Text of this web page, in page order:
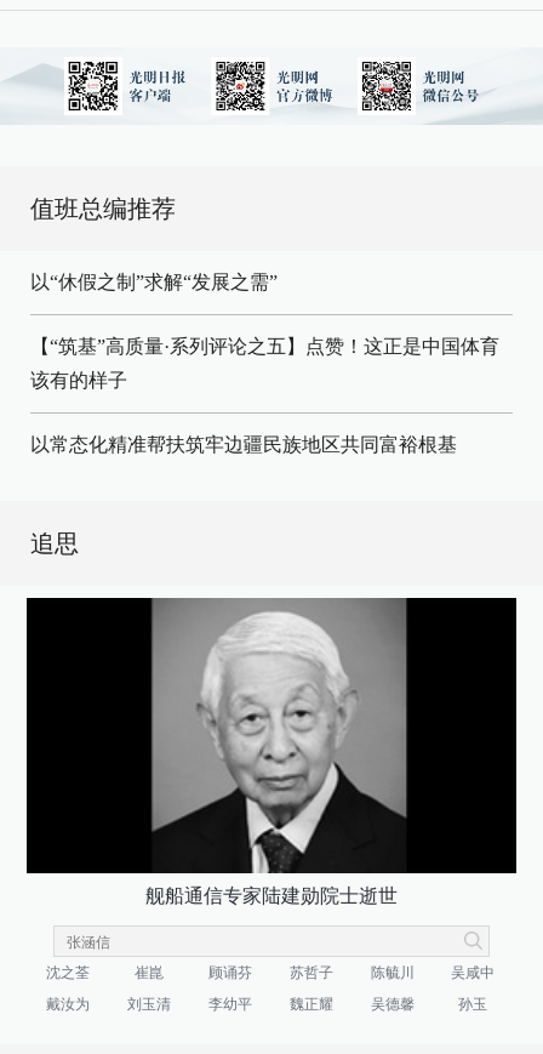
值班总编推荐
以“休假之制”求解“发展之需”
【“筑基”高质量·系列评论之五】点赞！这正是中国体育
该有的样子
以常态化精准帮扶筑牢边疆民族地区共同富裕根基
追思
舰船通信专家陆建勋院士逝世
沈之荃 崔崑 顾诵芬 苏哲子 陈毓川
吴咸中
戴汝为
刘玉清 李幼平 魏正耀 吴德馨 孙玉